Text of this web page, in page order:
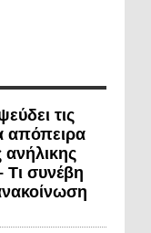
τις
απόπειρα
Τι συνέβη